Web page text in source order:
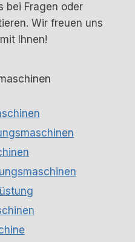
bei Fragen oder
Wir freuen uns
Ihnen!